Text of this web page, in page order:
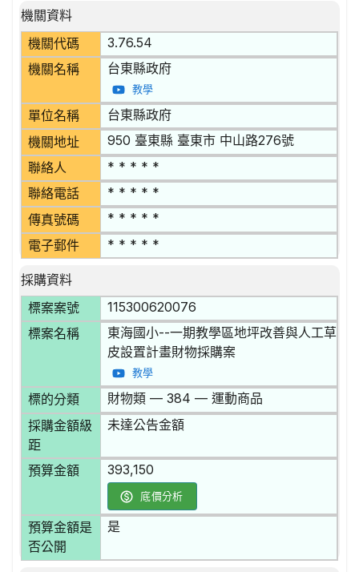
招標公告詳細內容
機關資料
機關代碼
3.76.54
機關名稱 台東縣政府
教學
單位名稱 台東縣政府
機關地址 950 臺東縣 臺東市 中山路276號
聯絡人 * * * * *
聯絡電話 * * * * *
傳真號碼 * * * * *
電子郵件 * * * * *
採購資料
標案案號
115300620076
標案名稱
東海國小--一期教學區地坪改善與人工草
皮設置計畫財物採購案
教學
標的分類 財物類 — 384 — 運動商品
採購金額級
距
未達公告金額
預算金額 393,150
底價分析
預算金額是
否公開
是